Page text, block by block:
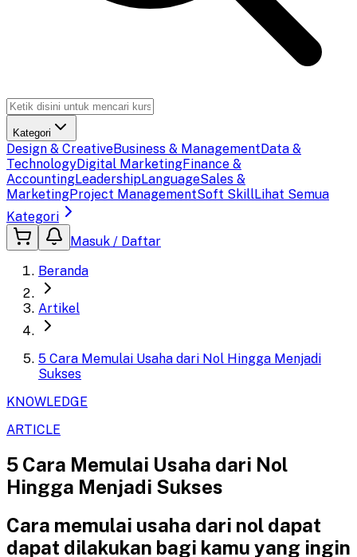
Kategori
Design & CreativeBusiness & ManagementData &
TechnologyDigital MarketingFinance &
AccountingLeadershipLanguageSales &
MarketingProject ManagementSoft SkillLihat Semua
Kategori
Masuk / Daftar
Beranda
Artikel
5 Cara Memulai Usaha dari Nol Hingga Menjadi
Sukses
KNOWLEDGE
ARTICLE
5 Cara Memulai Usaha dari Nol
Hingga Menjadi Sukses
Cara memulai usaha dari nol dapat
dapat dilakukan bagi kamu yang ingin